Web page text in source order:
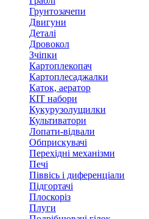
Грунтозачепи
Двигуни
Деталі
Дровокол
Зчіпки
Картоплекопач
Картоплесаджалки
Каток, аератор
КІТ набори
Кукурузолущилки
Культиватори
Лопати-відвали
Обприскувачі
Перехідні механізми
Печі
Піввісь і диференціали
Підгортачі
Плоскоріз
Плуги